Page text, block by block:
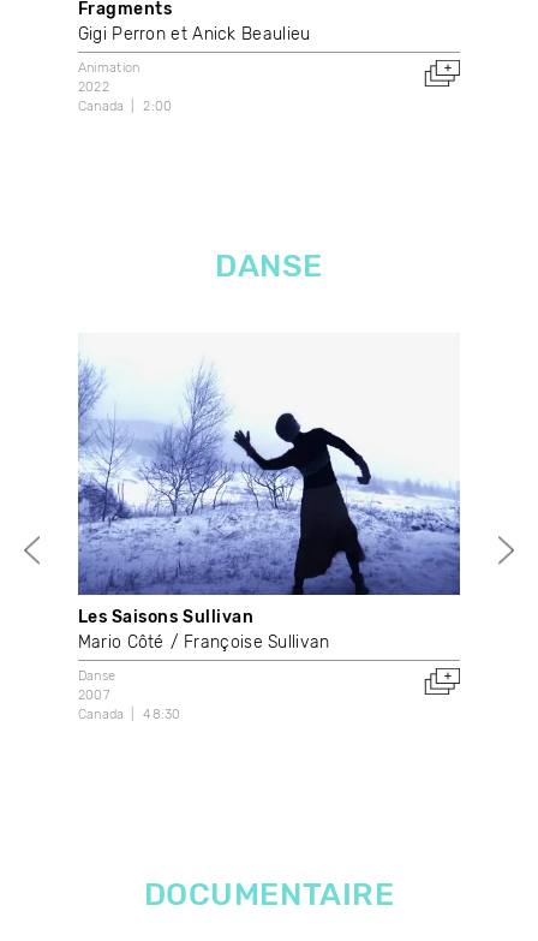
Fragments
Gigi Perron et Anick Beaulieu
Animation
2022
Canada
2:00
DANSE
Les Saisons Sullivan
Mario Côté
Françoise Sullivan
Danse
2007
Canada
48:30
DOCUMENTAIRE